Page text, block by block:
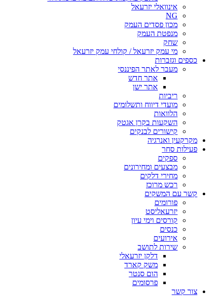
אינוואלי יזרעאל
NG
מכון פסדים העמק
מנפטת העמק
שחק
מי עמק יזרעאל / קולחי עמק יזרעאל
כספים וגזברות
מעבר לאתר הפיננסי
אתר חדש
אתר ישן
ריביות
מועדי דיווח ותשלומים
הלוואות
השקעות בקרן אגטק
קישורים לבנקים
מקרקעין ואנרגיה
פעילות סחר
ספקים
מבצעים ומחירונים
מחירי דלקים
רכש מרוכז
קשר עם המשקים
פורומים
יזרעאליסט
קורסים וימי עיון
כנסים
אירועים
שירות לתושב
דלקן יזרעאלי
משק קארד
הום סנטר
פרסומים
צור קשר